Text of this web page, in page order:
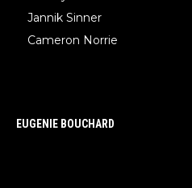
Jannik Sinner
Cameron Norrie
EUGENIE BOUCHARD